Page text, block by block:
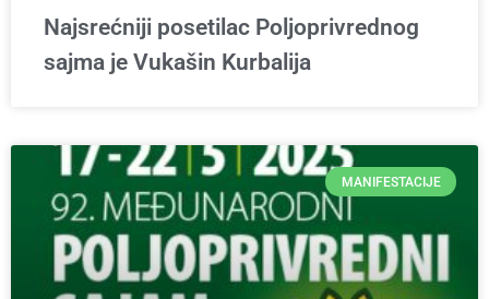
Najsrećniji posetilac Poljoprivrednog
sajma je Vukašin Kurbalija
MANIFESTACIJE